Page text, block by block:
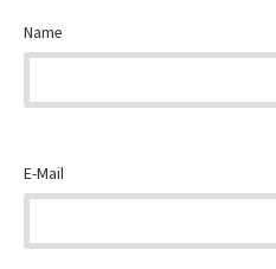
Name
E-Mail